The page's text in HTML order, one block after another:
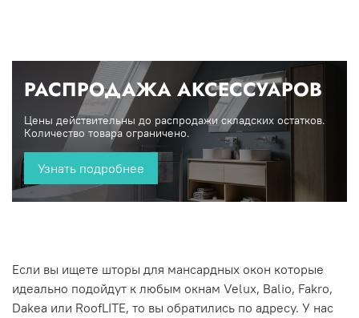
РАСПРОДАЖА АКСЕССУАРОВ
Цены действительны до распродажи складских остатков.
Количество товара ограничено.
Узнать подробнее
Если вы ищете шторы для мансардных окон которые
идеально подойдут к любым окнам Velux, Balio, Fakro,
Dakea или RoofLITE, то вы обратились по адресу. У нас